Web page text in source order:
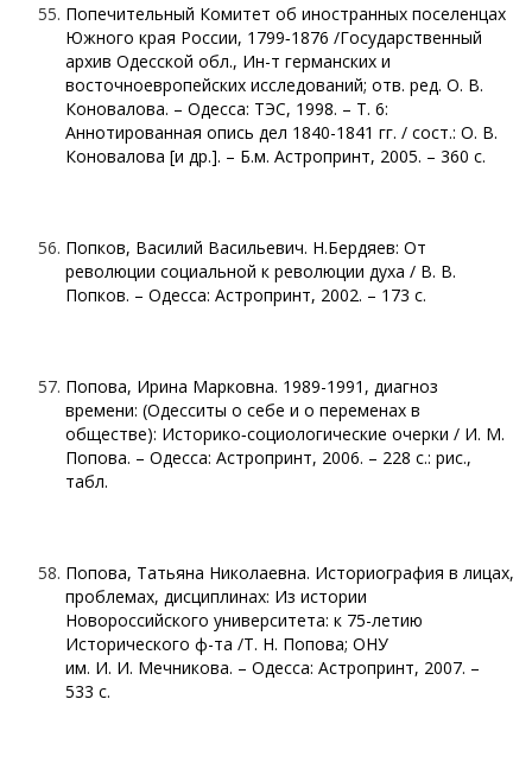
Попечительный Комитет об иностранных поселенцах
Южного края России, 1799‑1876 /Государственный
архив Одесской обл., Ин-т германских и
восточноевропейских исследований; отв. ред. О. В.
Коновалова. – Одесса: ТЭС, 1998. – Т. 6:
Аннотированная опись дел 1840-1841 гг. / сост.: О. В.
Коновалова [и др.]. – Б.м. Астропринт, 2005. – 360 с.
Попков, Василий Васильевич. Н.Бердяев: От
революции социальной к революции духа / В. В.
Попков. – Одесса: Астропринт, 2002. – 173 с.
Попова, Ирина Марковна. 1989-1991, диагноз
времени: (Одесситы о себе и о переменах в
обществе): Историко‑социологические очерки / И. М.
Попова. – Одесса: Астропринт, 2006. – 228 с.: рис.,
табл.
Попова, Татьяна Николаевна. Историография в лицах,
проблемах, дисциплинах: Из истории
Новороссийского университета: к 75-летию
Исторического ф-та /Т. Н. Попова; ОНУ
им. И. И. Мечникова. – Одесса: Астропринт, 2007. –
533 с.